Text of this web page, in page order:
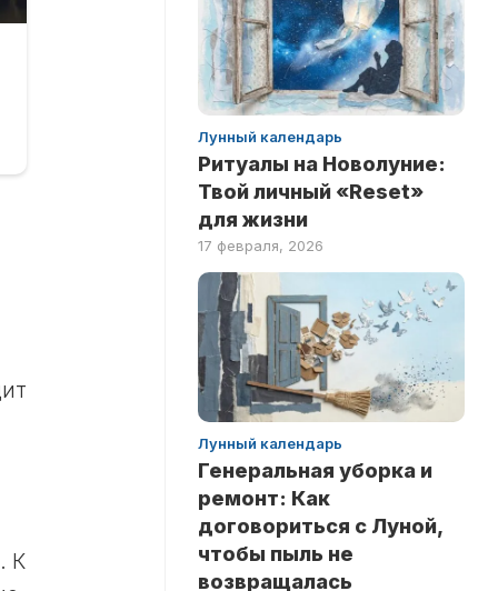
К
Лунный календарь
Ритуалы на Новолуние:
Твой личный «Reset»
для жизни
17 февраля, 2026
Лунный календарь
Генеральная уборка и
ремонт: Как
договориться с Луной,
чтобы пыль не
возвращалась